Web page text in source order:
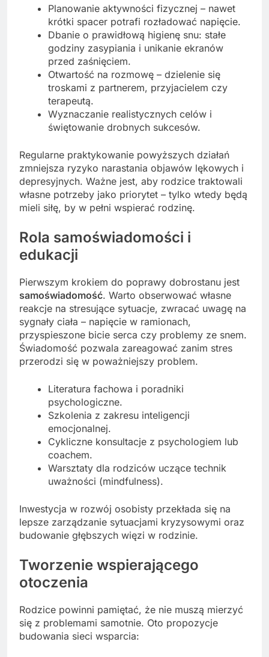
Planowanie aktywności fizycznej – nawet
krótki spacer potrafi rozładować napięcie.
Dbanie o prawidłową higienę snu: stałe
godziny zasypiania i unikanie ekranów
przed zaśnięciem.
Otwartość na rozmowę – dzielenie się
troskami z partnerem, przyjacielem czy
terapeutą.
Wyznaczanie realistycznych celów i
świętowanie drobnych sukcesów.
Regularne praktykowanie powyższych działań
zmniejsza ryzyko narastania objawów lękowych i
depresyjnych. Ważne jest, aby rodzice traktowali
własne potrzeby jako priorytet – tylko wtedy będą
mieli siłę, by w pełni wspierać rodzinę.
Rola samoświadomości i
edukacji
Pierwszym krokiem do poprawy dobrostanu jest
samoświadomość. Warto obserwować własne
reakcje na stresujące sytuacje, zwracać uwagę na
sygnały ciała – napięcie w ramionach,
przyspieszone bicie serca czy problemy ze snem.
Świadomość pozwala zareagować zanim stres
przerodzi się w poważniejszy problem.
Literatura fachowa i poradniki
psychologiczne.
Szkolenia z zakresu inteligencji
emocjonalnej.
Cykliczne konsultacje z psychologiem lub
coachem.
Warsztaty dla rodziców uczące technik
uważności (mindfulness).
Inwestycja w rozwój osobisty przekłada się na
lepsze zarządzanie sytuacjami kryzysowymi oraz
budowanie głębszych więzi w rodzinie.
Tworzenie wspierającego
otoczenia
Rodzice powinni pamiętać, że nie muszą mierzyć
się z problemami samotnie. Oto propozycje
budowania sieci wsparcia: